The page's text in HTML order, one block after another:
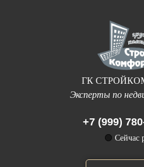
ГК
Эксперты по
+7 (999)
🟢 Сейчас